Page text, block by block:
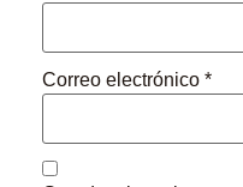
Correo electrónico *